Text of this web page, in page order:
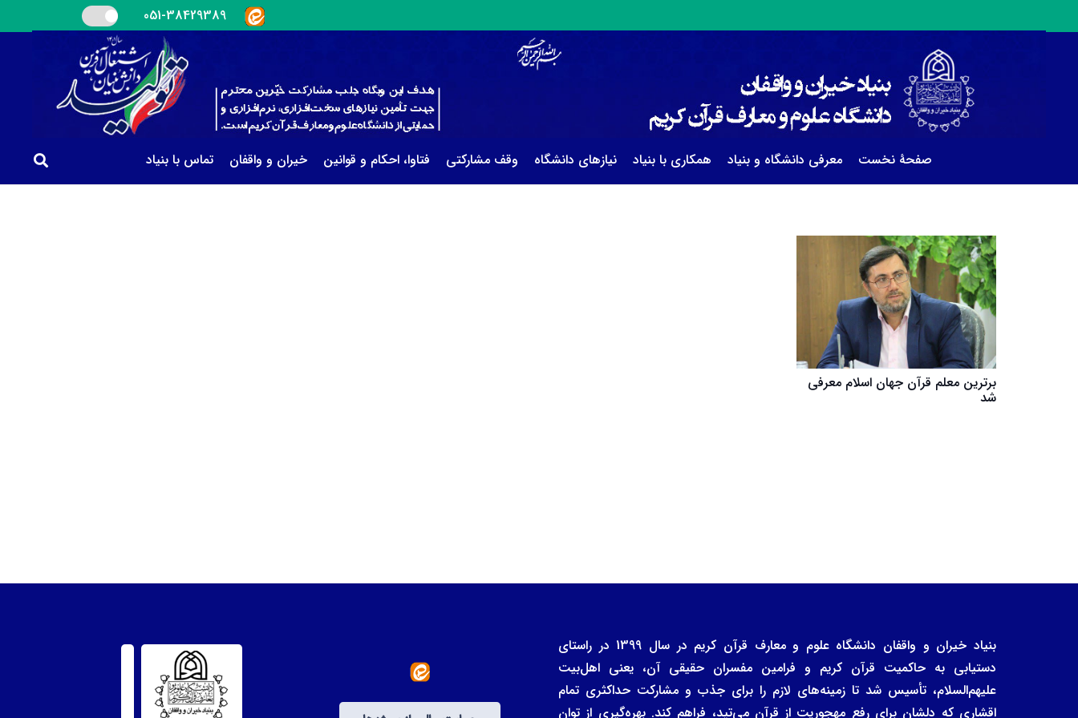
051-38429389
صفحۀ نخست معرفی دانشگاه و بنیاد همکاری با بنیاد نیازهای دانشگاه وقف مشارکتی فتاوا، احکام و قوانین خیران و واقفان تماس با بنیاد
برترین معلم قرآن جهان اسلام معرفی
شد
بنیاد خیران و واقفان دانشگاه علوم و معارف قرآن کریم در سال 1399 در راستای
دستیابی به حاکمیت قرآن کریم و فرامین مفسران حقیقی آن، یعنی اهل‌بیت
علیهم‌السلام، تأسیس شد تا زمینه‌های لازم را برای جذب و مشارکت حداکثری تمام
اقشاری که دلشان برای رفع مهجوریت از قرآن می‌تپد، فراهم کند. بهره‌گیری از توان